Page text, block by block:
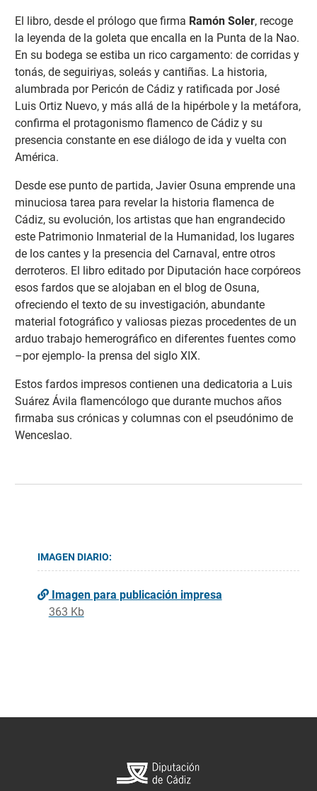
El libro, desde el prólogo que firma Ramón Soler, recoge
la leyenda de la goleta que encalla en la Punta de la Nao.
En su bodega se estiba un rico cargamento: de corridas y
tonás, de seguiriyas, soleás y cantiñas. La historia,
alumbrada por Pericón de Cádiz y ratificada por José
Luis Ortiz Nuevo, y más allá de la hipérbole y la metáfora,
confirma el protagonismo flamenco de Cádiz y su
presencia constante en ese diálogo de ida y vuelta con
América.
Desde ese punto de partida, Javier Osuna emprende una
minuciosa tarea para revelar la historia flamenca de
Cádiz, su evolución, los artistas que han engrandecido
este Patrimonio Inmaterial de la Humanidad, los lugares
de los cantes y la presencia del Carnaval, entre otros
derroteros. El libro editado por Diputación hace corpóreos
esos fardos que se alojaban en el blog de Osuna,
ofreciendo el texto de su investigación, abundante
material fotográfico y valiosas piezas procedentes de un
arduo trabajo hemerográfico en diferentes fuentes como
–por ejemplo- la prensa del siglo XIX.
Estos fardos impresos contienen una dedicatoria a Luis
Suárez Ávila flamencólogo que durante muchos años
firmaba sus crónicas y columnas con el pseudónimo de
Wenceslao.
IMAGEN DIARIO:
Imagen para publicación impresa
363 Kb